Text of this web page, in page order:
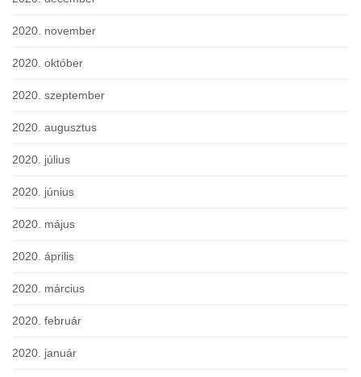
2020. november
2020. október
2020. szeptember
2020. augusztus
2020. július
2020. június
2020. május
2020. április
2020. március
2020. február
2020. január